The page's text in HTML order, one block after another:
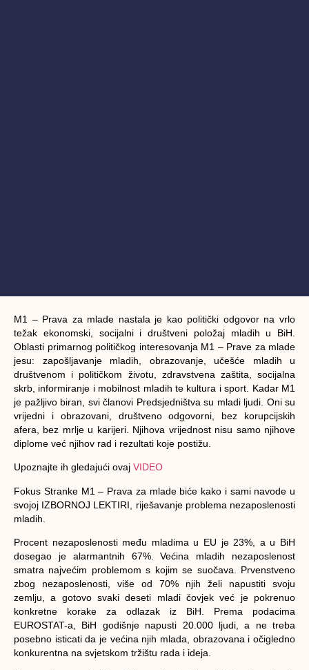
M1 – Prava za mlade nastala je kao politički odgovor na vrlo
težak ekonomski, socijalni i društveni položaj mladih u BiH.
Oblasti primarnog političkog interesovanja M1 – Prave za mlade
jesu: zapošljavanje mladih, obrazovanje, učešće mladih u
društvenom i političkom životu, zdravstvena zaštita, socijalna
skrb, informiranje i mobilnost mladih te kultura i sport. Kadar M1
je pažljivo biran, svi članovi Predsjedništva su mladi ljudi. Oni su
vrijedni i obrazovani, društveno odgovorni, bez korupcijskih
afera, bez mrlje u karijeri. Njihova vrijednost nisu samo njihove
diplome već njihov rad i rezultati koje postižu.
Upoznajte ih gledajući ovaj VIDEO
Fokus Stranke M1 – Prava za mlade biće kako i sami navode u
svojoj IZBORNOJ LEKTIRI, riješavanje problema nezaposlenosti
mladih.
Procent nezaposlenosti među mladima u EU je 23%, a u BiH
dosegao je alarmantnih 67%. Većina mladih nezaposlenost
smatra najvećim problemom s kojim se suočava. Prvenstveno
zbog nezaposlenosti, više od 70% njih želi napustiti svoju
zemlju, a gotovo svaki deseti mladi čovjek već je pokrenuo
konkretne korake za odlazak iz BiH. Prema podacima
EUROSTAT-a, BiH godišnje napusti 20.000 ljudi, a ne treba
posebno isticati da je većina njih mlada, obrazovana i očigledno
konkurentna na svjetskom tržištu rada i ideja.